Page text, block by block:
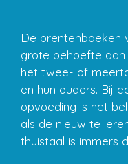
De prentenboeken
grote behoefte
het twee- of
en hun ouders. Bij
opvoeding is het
als de nieuw te
thuistaal is immers